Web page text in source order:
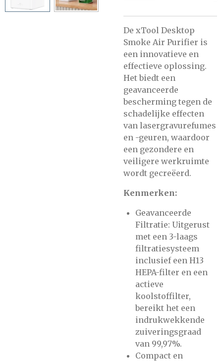
De xTool Desktop
Smoke Air Purifier is
een innovatieve en
effectieve oplossing.
Het biedt een
geavanceerde
bescherming tegen de
schadelijke effecten
van lasergravurefumes
en -geuren, waardoor
een gezondere en
veiligere werkruimte
wordt gecreëerd.
Kenmerken:
Geavanceerde
Filtratie: Uitgerust
met een 3-laags
filtratiesysteem
inclusief een H13
HEPA-filter en een
actieve
koolstoffilter,
bereikt het een
indrukwekkende
zuiveringsgraad
van 99,97%​.
Compact en